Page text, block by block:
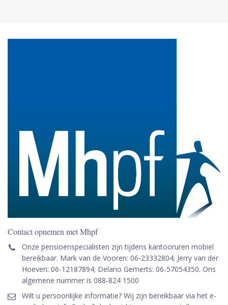
Contact opnemen met Mhpf
Onze pensioenspecialisten zijn tijdens kantooruren mobiel
bereikbaar. Mark van de Vooren: 06-23332804; Jerry van der
Hoeven: 06-12187894; Delano Gemerts: 06-57054350. Ons
algemene nummer is 088-824 1500
Wilt u persoonlijke informatie? Wij zijn bereikbaar via het e-